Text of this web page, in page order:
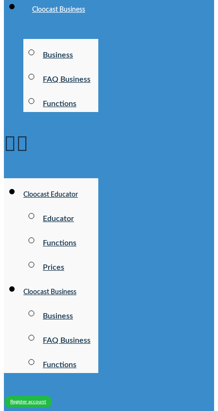
Cloocast Business
Business
FAQ Business
Functions
Cloocast Educator
Educator
Functions
Prices
Cloocast Business
Business
FAQ Business
Functions
Register account